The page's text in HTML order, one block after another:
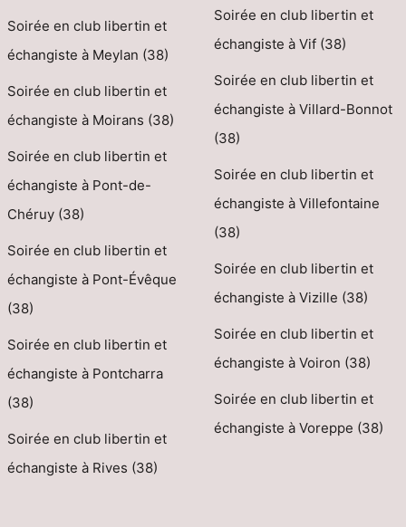
Soirée en club libertin et
échangiste à Meylan (38)
Soirée en club libertin et
échangiste à Moirans (38)
Soirée en club libertin et
échangiste à Pont-de-
Chéruy (38)
Soirée en club libertin et
échangiste à Pont-Évêque
(38)
Soirée en club libertin et
échangiste à Pontcharra
(38)
Soirée en club libertin et
échangiste à Rives (38)
Soirée en club libertin et
échangiste à Vif (38)
Soirée en club libertin et
échangiste à Villard-Bonnot
(38)
Soirée en club libertin et
échangiste à Villefontaine
(38)
Soirée en club libertin et
échangiste à Vizille (38)
Soirée en club libertin et
échangiste à Voiron (38)
Soirée en club libertin et
échangiste à Voreppe (38)